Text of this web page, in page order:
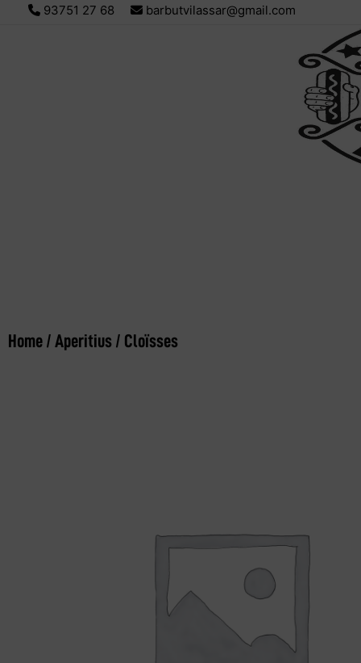
93751 27 68 barbutvilassar@gmail.com
Home / Aperitius / Cloïsses